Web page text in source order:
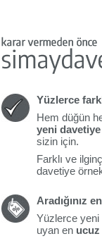
Yüzlerce
Hem düğün
yeni
sizin için.
Farklı ve
davetiye
Aradığınız
Yüzlerce yeni
uyan en